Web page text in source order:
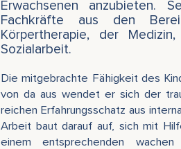
Erwachsenen anzubieten.
Fachkräfte aus den
Körpertherapie, der
Sozialarbeit.
Die mitgebrachte Fähigkeit des
von da aus wendet er sich der
reichen Erfahrungsschatz aus
Arbeit baut darauf auf, sich mit
einem entsprechenden